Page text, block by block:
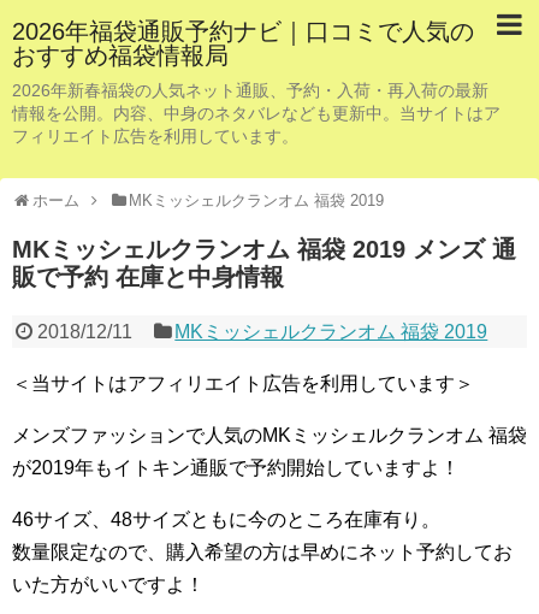
2026年福袋通販予約ナビ｜口コミで人気の
おすすめ福袋情報局
2026年新春福袋の人気ネット通販、予約・入荷・再入荷の最新
情報を公開。内容、中身のネタバレなども更新中。当サイトはア
フィリエイト広告を利用しています。
ホーム MKミッシェルクランオム 福袋 2019
MKミッシェルクランオム 福袋 2019 メンズ 通
販で予約 在庫と中身情報
2018/12/11 MKミッシェルクランオム 福袋 2019
＜当サイトはアフィリエイト広告を利用しています＞
メンズファッションで人気のMKミッシェルクランオム 福袋
が2019年もイトキン通販で予約開始していますよ！
46サイズ、48サイズともに今のところ在庫有り。
数量限定なので、購入希望の方は早めにネット予約してお
いた方がいいですよ！